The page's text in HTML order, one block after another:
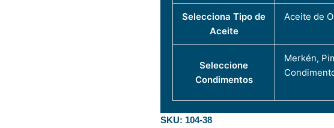
Selecciona Tipo de
Aceite
Aceite de
Seleccione
Condimentos
Merkén,
SKU: 104-38